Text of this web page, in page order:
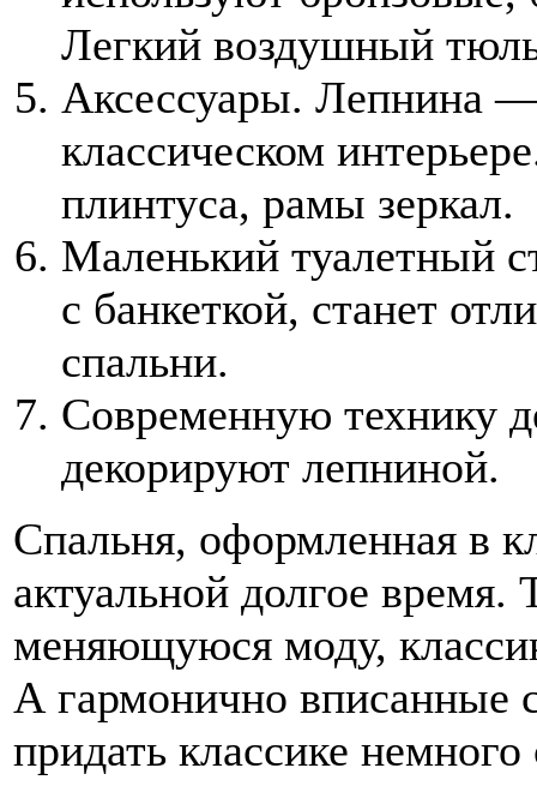
Легкий воздушный
Аксессуары. Лепнина —
классическом
плинтуса, рамы зеркал.
Маленький туалетный
с банкеткой, станет
спальни.
Современную технику
декорируют лепниной.
Спальня, оформленная в
актуальной долгое
меняющуюся моду,
А гармонично вписанные
придать классике